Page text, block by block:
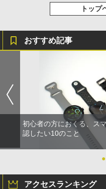
トップ
おすすめ記事
初心者の方におくる、ス
認したい10のこと
●
アクセスランキング